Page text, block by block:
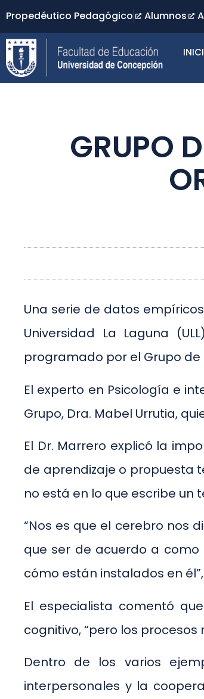
Propedéutico Pedagógico Alumnos
GRUPO
Una serie de datos
Universidad La Laguna
programado por el Grupo de
El experto en Psicología e
Grupo, Dra. Mabel Urrutia,
El Dr. Marrero explicó la
de aprendizaje o propuesta
no está en lo que escribe un
“Nos es que el cerebro nos
que ser de acuerdo a como
cómo están instalados en
El especialista comentó
cognitivo, “pero los
Dentro de los varios
interpersonales y la